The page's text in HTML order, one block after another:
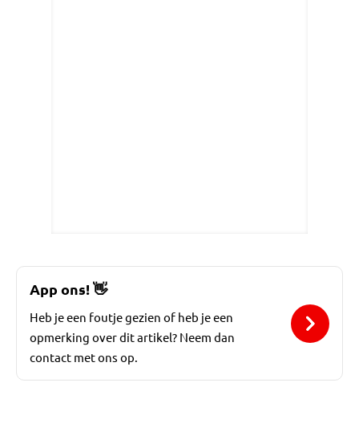
App ons!👋
Heb je een foutje gezien of heb je een
opmerking over dit artikel? Neem dan
contact met ons op.